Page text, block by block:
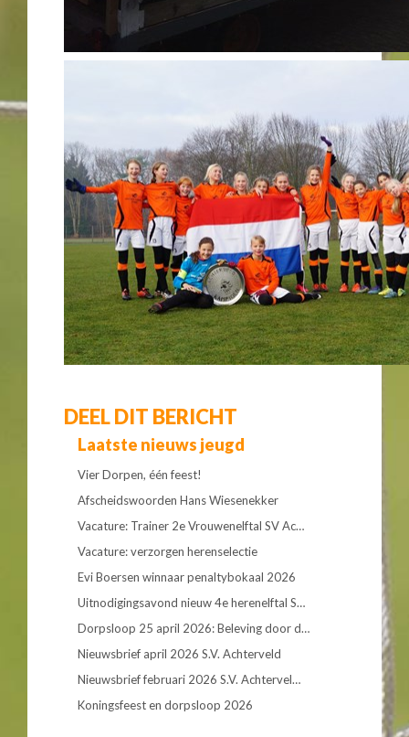
DEEL DIT BERICHT
Laatste nieuws jeugd
Vier Dorpen, één feest!
Afscheidswoorden Hans Wiesenekker
Vacature: Trainer 2e Vrouwenelftal SV Ac…
Vacature: verzorgen herenselectie
Evi Boersen winnaar penaltybokaal 2026
Uitnodigingsavond nieuw 4e herenelftal S…
Dorpsloop 25 april 2026: Beleving door d…
Nieuwsbrief april 2026 S.V. Achterveld
Nieuwsbrief februari 2026 S.V. Achtervel…
Koningsfeest en dorpsloop 2026